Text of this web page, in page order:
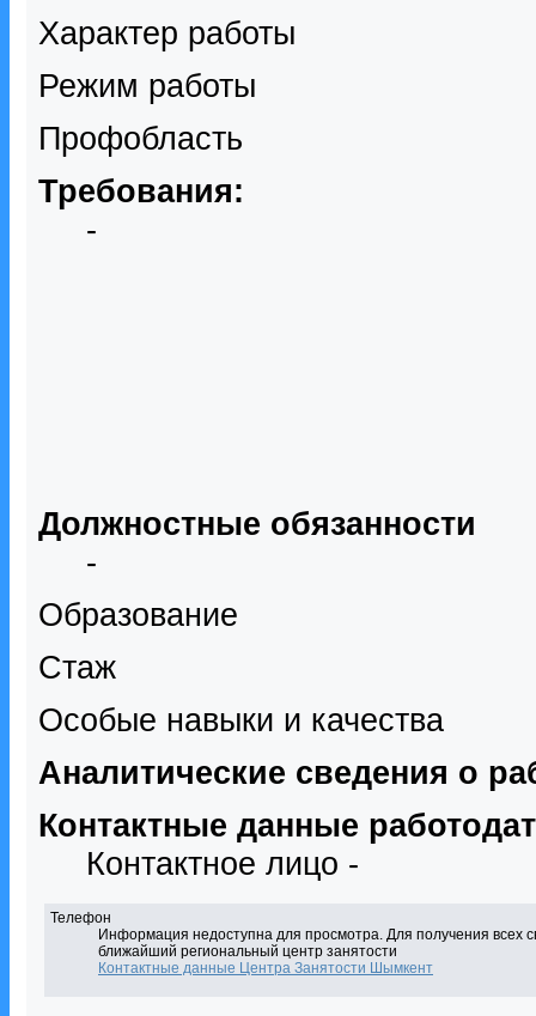
Характер работы
Режим работы
Профобласть
Требования:
-
Должностные обязанности
-
Образование
Стаж
Особые навыки и качества
Аналитические сведения о
Контактные данные
Контактное лицо -
Телефон
Информация недоступна для просмотра. Для получения всех
ближайший региональный центр занятости
Контактные данные Центра Занятости Шымкент